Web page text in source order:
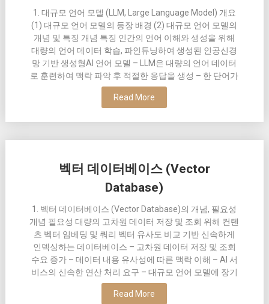
1. 대규모 언어 모델 (LLM, Large Language Model) 개요
(1) 대규모 언어 모델의 등장 배경 (2) 대규모 언어 모델의
개념 및 특징 개념 특징 인간의 언어 이해와 생성을 위해
대량의 언어 데이터 학습, 파인튜닝하여 생성된 인공신경
망 기반 생성형AI 언어 모델 – LLM은 대량의 언어 데이터
로 훈련하여 맥락 파악 후 적절한 응답을 생성 – 한 단어가
Read More
벡터 데이터베이스 (Vector
Database)
1. 벡터 데이터베이스 (Vector Database)의 개념, 필요성
개념 필요성 대량의 고차원 데이터 저장 및 조회 위해 컨텐
츠 벡터 임베딩 및 쿼리 벡터 유사도 비교 기반 신속하게
인덱싱하는 데이터베이스 – 고차원 데이터 저장 및 조회
수요 증가 – 데이터 내용 유사성에 따른 맥락 이해 – AI 서
비스의 신속한 연산 처리 요구 – 대규모 언어 모델에 장기
Read More